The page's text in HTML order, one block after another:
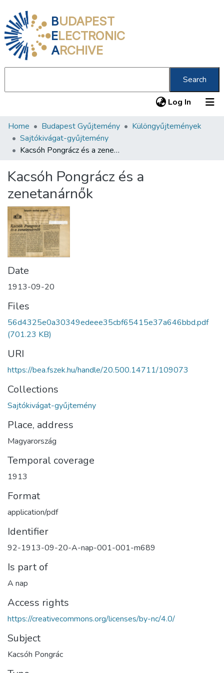
BUDAPEST
ELECTRONIC
ARCHIVE
Search
Log In (current)
Communities & Collections
All of DSpace
About us
Home Budapest Gyűjtemény
Különgyűjtemények
Sajtókivágat-gyűjtemény
Kacsóh Pongrácz és a zenetanárnők
Kacsóh Pongrácz és a
zenetanárnők
Date
1913-09-20
Files
56d4325e0a30349edeee35cbf65415e37a646bbd.pdf
(701.23 KB)
URI
https://bea.fszek.hu/handle/20.500.14711/109073
Collections
Sajtókivágat-gyűjtemény
Place, address
Magyarország
Temporal coverage
1913
Format
application/pdf
Identifier
92-1913-09-20-A-nap-001-001-m689
Is part of
A nap
Access rights
https://creativecommons.org/licenses/by-nc/4.0/
Subject
Kacsóh Pongrác